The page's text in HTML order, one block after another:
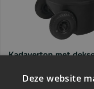
Kadaverton met
Deze website